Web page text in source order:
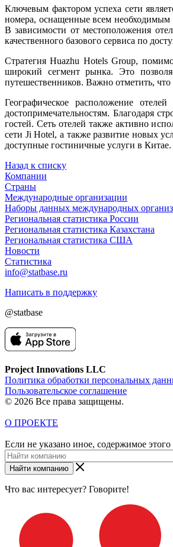
Ключевым фактором успеха сети
номера, оснащенные всем
В зависимости от местоположения
качественного базового сервиса по
Стратегия Huazhu Hotels Group,
широкий сегмент рынка. Это
путешественников. Важно отметить,
Географическое расположение
достопримечательностям. Благодаря
гостей. Сеть отелей также активно
сети Ji Hotel, а также развитие новых
доступные гостиничные услуги в Китае.
Назад к списку
Компании
Страны
Международные организации
Наборы данных международных
Региональная статистика России
Региональная статистика Казахстана
Региональная статистика США
Новости
Статистика
info@statbase.ru
Написать в поддержку
@statbase
Project Innovations LLC
Политика обработки персональных
Пользовательское соглашение
© 2026 Все права защищены.
О ПРОЕКТЕ
Если не указано иное, содержимое
Найти компанию
Что вас интересует? Говорите!